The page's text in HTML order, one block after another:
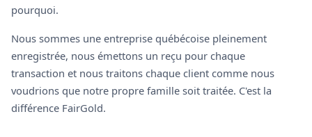
pourquoi.
Nous sommes une entreprise québécoise pleinement
enregistrée, nous émettons un reçu pour chaque
transaction et nous traitons chaque client comme nous
voudrions que notre propre famille soit traitée. C'est la
différence FairGold.